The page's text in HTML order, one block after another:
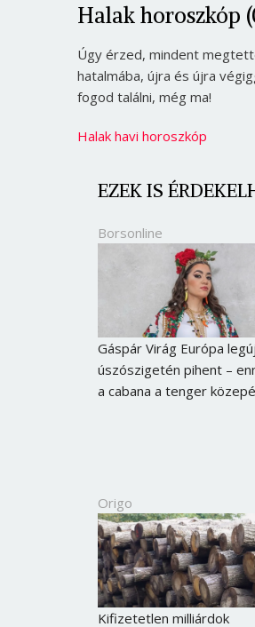
Halak horoszkóp
Úgy érzed, mindent
hatalmába, újra és újra
fogod találni, még ma!
Halak havi horoszkóp
EZEK IS
Borsonline
Gáspár Virág Európa
úszószigetén pihent –
a cabana a tenger
Origo
Kifizetetlen milliárdok